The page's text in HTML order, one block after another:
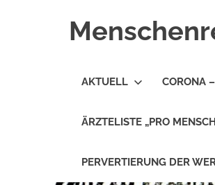
alle
Geborene
AKTUELL CORONA
ÄRZTELISTE „PRO
PERVERTIERUNG DER